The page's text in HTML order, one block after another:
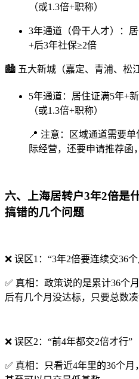
（或1.3倍+职称）
3年通道（骨干人才）：
+后3年社保≥2倍
🏙️ 五大新城（嘉定、青浦、松
5年通道：居住证满5年+
（或1.3倍+职称）
📍 注意：区域通道需要
际经营，还要申请推荐函
六、上海居转户3年2倍是
搞错的几个问题
❌ 误区1：“3年2倍要连续交36
✅ 真相：政策说的是累计36个
后有几个月没达标，只要总数凑
❌ 误区2：“前4年都交2倍才行”
✅ 真相：只看近4年里的36个月